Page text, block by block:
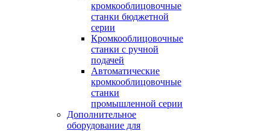
кромкооблицовочные
станки бюджетной
серии
Кромкооблицовочные
станки с ручной
подачей
Автоматические
кромкооблицовочные
станки
промышленной серии
Дополнительное
оборудование для